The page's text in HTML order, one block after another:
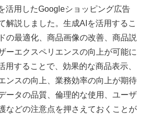
活用したGoogleショッピング広告
解説しました。生成AIを活用するこ
の最適化、商品画像の改善、商品説
ーエクスペリエンスの向上が可能に
用することで、効果的な商品表示、
ンスの向上、業務効率の向上が期待
ータの品質、倫理的な使用、ユーザ
などの注意点を押さえておくことが